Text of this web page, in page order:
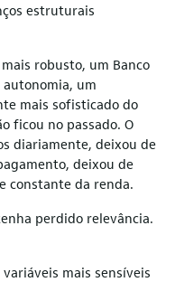
estruturais
robusto, um Banco
um
mais sofisticado do
ficou no passado. O
diariamente, deixou de
deixou de
constante da renda.
perdido relevância.
mais sensíveis